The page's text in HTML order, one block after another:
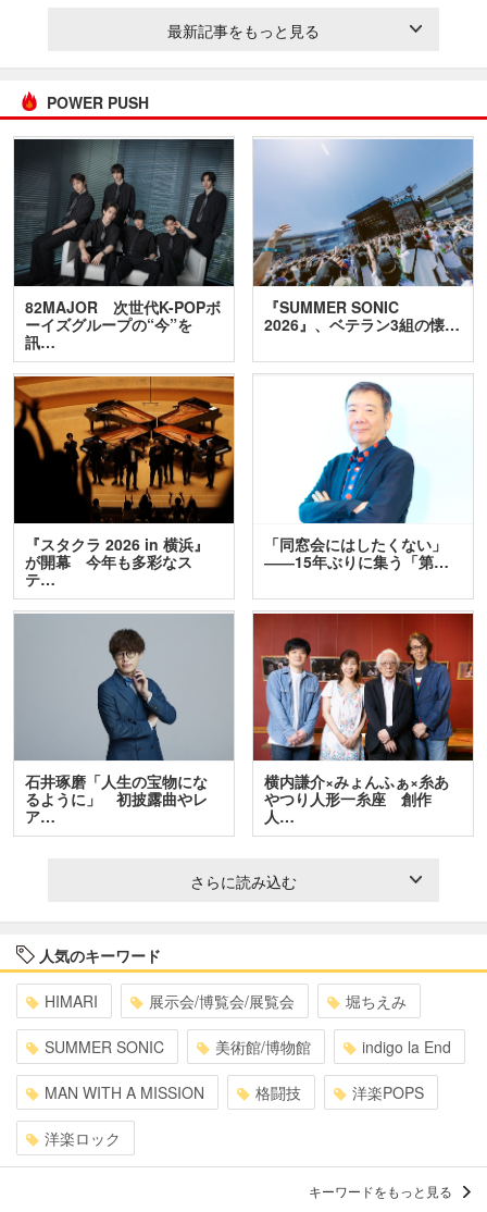
最新記事をもっと見る
POWER PUSH
82MAJOR 次世代K-POPボ
ーイズグループの“今”を
訊…
『SUMMER SONIC
2026』、ベテラン3組の懐…
『スタクラ 2026 in 横浜』
が開幕 今年も多彩なス
テ…
「同窓会にはしたくない」
――15年ぶりに集う「第…
石井琢磨「人生の宝物にな
るように」 初披露曲やレ
ア…
横内謙介×みょんふぁ×糸あ
やつり人形一糸座 創作
人…
さらに読み込む
人気のキーワード
HIMARI 展示会/博覧会/展覧会 堀ちえみ
SUMMER SONIC 美術館/博物館 indigo la End
MAN WITH A MISSION 格闘技 洋楽POPS
洋楽ロック
キーワードをもっと見る